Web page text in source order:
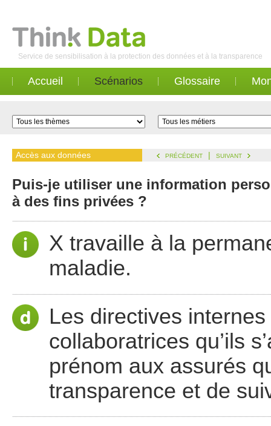
Service de sensibilisation à la protection des données et à la transparence
Accueil Scénarios Glossaire
Accès aux données PRÉCÉDENT | SUIVANT
Puis-je utiliser une information
à des fins privées ?
X travaille à la
maladie.
Les directives
collaboratrices qu’ils
prénom aux assurés
transparence et de